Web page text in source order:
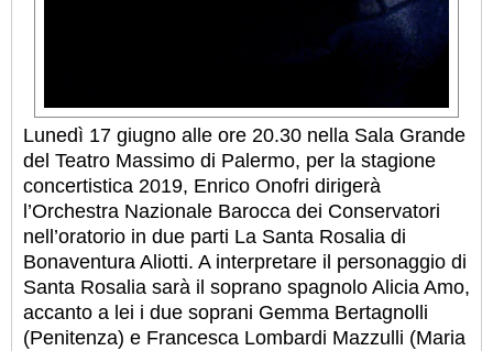
Lunedì 17 giugno alle ore 20.30 nella Sala Grande
del Teatro Massimo di Palermo, per la stagione
concertistica 2019, Enrico Onofri dirigerà
l’Orchestra Nazionale Barocca dei Conservatori
nell’oratorio in due parti La Santa Rosalia di
Bonaventura Aliotti. A interpretare il personaggio di
Santa Rosalia sarà il soprano spagnolo Alicia Amo,
accanto a lei i due soprani Gemma Bertagnolli
(Penitenza) e Francesca Lombardi Mazzulli (Maria